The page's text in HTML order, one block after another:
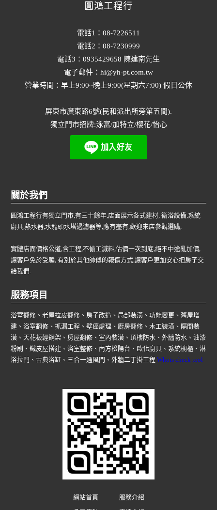
圓鴻工程行
電話1：08-7226511
電話2：08-7230999
電話3：0935429658 陳建南先生
電子郵件：hi@yh-pt.com.tw
營業時間：早上9:00~晚上9:00(星期六7:00) 假日公休
屏東市廣東路6號(民和派出所旁第五間).
獨立門市招牌:泳富/加特立/櫻花/怡心
關於我們
圓鴻工程行有獨立門市,有三十餘年,店面展示各式建材, 衛浴設備,系統
廚具,熱水器,水龍頭水塔過濾器等,應有盡有,歡迎來店參觀選購,
實體店面價格公道,含工程,不偷工減料,估價一次到底,絕不中途亂加價,
讓客戶免於受騙, 有別於其他師傅的報價方式,讓客戶更加安心把房子交
給我們.
服務項目
浴室翻修、老屋拉皮翻修、房子改造、局部裝潢、功能變更、舊屋增
建、浴室翻修、抓漏工程、壁癌處理、廚房翻修、木工裝潢、隔間裝
潢、天花板輕鋼架、房屋翻修、室內裝潢、頂樓防水、外牆防水、油漆
粉刷、鐵皮屋搭建、浴室整修、南方松陽台、歐化廚具、系統櫥櫃、淋
浴拉門、古典浴缸、三合一通風門、外牆二丁掛工程Whois check tool
網站首頁 服務介紹